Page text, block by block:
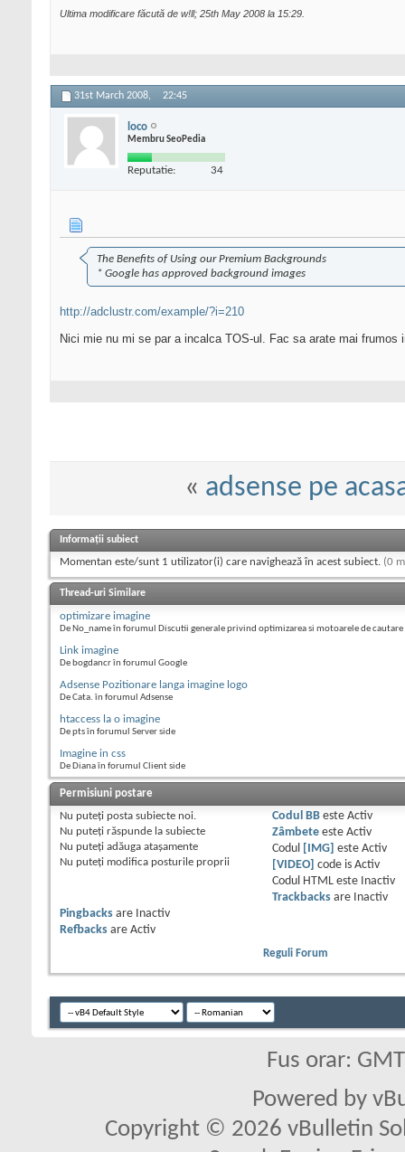
Ultima modificare făcută de w!ll; 25th May 2008 la 15:29
31st March 2008, 22:45
loco
Membru SeoPedia
Reputatie: 34
The Benefits of Using our Premium Backgrounds
* Google has approved background images
http://adclustr.com/example/?i=210
Nici mie nu mi se par a incalca TOS-ul. Fac sa arate mai frumos
« adsense pe
Informații subiect
Momentan este/sunt 1 utilizator(i) care navighează în acest subiect. (0
Thread-uri Similare
optimizare imagine
De No_name în forumul Discutii generale privind optimizarea si motoarele de cautare
Link imagine
De bogdancr în forumul Google
Adsense Pozitionare langa imagine logo
De Cata. în forumul Adsense
htaccess la o imagine
De pts în forumul Server side
Imagine in css
De Diana în forumul Client side
Permisiuni postare
Nu puteţi posta subiecte noi.
Nu puteţi răspunde la subiecte
Nu puteţi adăuga ataşamente
Nu puteţi modifica posturile proprii
Codul BBeste Activ
Zâmbeteeste Activ
Codul
[IMG] este Activ
[VIDEO] code is Activ
Codul HTML este
Inactiv
Trackbacksare
Inactiv
Pingbacks are
Inactiv
Refbacks are Activ
Reguli Forum
Fus orar:
Powered by
Copyright © 2026 vBulletin